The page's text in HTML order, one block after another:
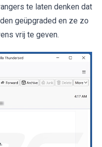
te laten denken dat
geüpgraded en ze zo
vrij te geven.